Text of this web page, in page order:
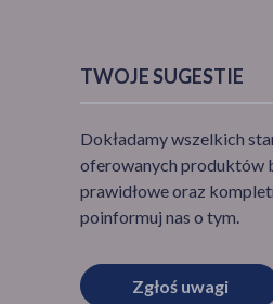
Zdrowotny wpływ borówek na
kobiety z wysokim ciśnieniem krwi po
Kuliste, ciemnoniebieskie owoce o
słodkim smaku i miękkim miąższu –
TWOJE SUGESTIE
Dokładamy wszelkich
oferowanych produktów
prawidłowe oraz
poinformuj nas o tym.
Zgłoś uwagi